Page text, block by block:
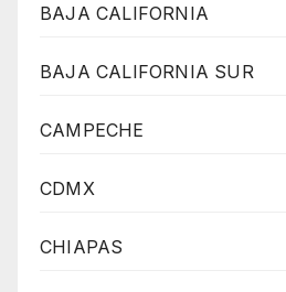
BAJA CALIFORNIA
BAJA CALIFORNIA SUR
CAMPECHE
CDMX
CHIAPAS